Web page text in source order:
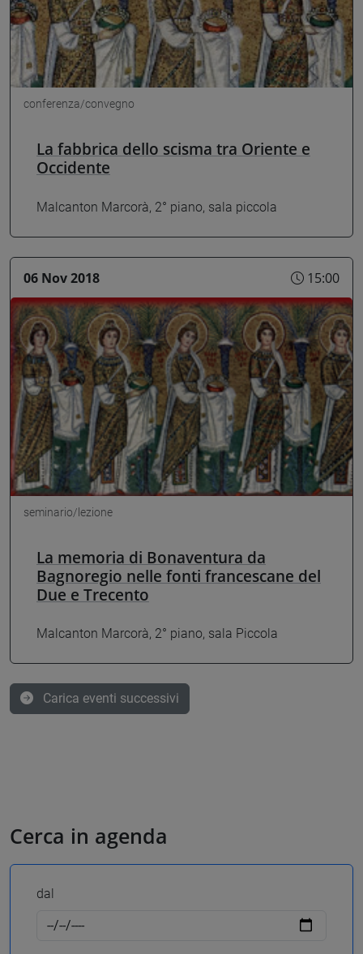
conferenza/convegno
La fabbrica dello scisma tra Oriente e
Occidente
Malcanton Marcorà, 2° piano, sala piccola
06 Nov 2018 15:00
seminario/lezione
La memoria di Bonaventura da
Bagnoregio nelle fonti francescane del
Due e Trecento
Malcanton Marcorà, 2° piano, sala Piccola
Carica eventi successivi
Cerca in agenda
dal